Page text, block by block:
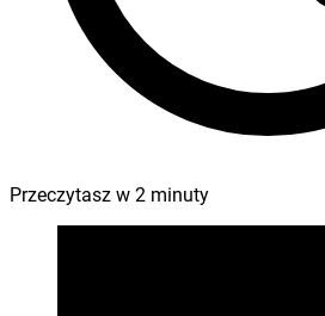
Przeczytasz w 2 minuty